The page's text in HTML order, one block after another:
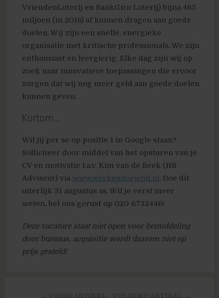
VriendenLoterij en BankGiro Loterij) bijna 465
miljoen (in 2016) af kunnen dragen aan goede
doelen. Wij zijn een snelle, energieke
organisatie met kritische professionals. We zijn
enthousiast en leergierig. Elke dag zijn wij op
zoek naar innovatieve toepassingen die ervoor
zorgen dat wij nog meer geld aan goede doelen
kunnen geven.
Kortom…
Wil jij per se op positie 1 in Google staan?
Solliciteer door middel van het opsturen van je
CV en motivatie t.a.v. Kim van de Beek (HR
Adviseur) via www.werkendoejebij.nl. Doe dit
uiterlijk 31 augustus as. Wil je eerst meer
weten, bel ons gerust op 020-6732446!
Deze vacature staat niet open voor bemiddeling
door bureaus, acquisitie wordt daarom niet op
prijs gesteld!
VOLGEND ARTIKEL →
← VORIG ARTIKEL